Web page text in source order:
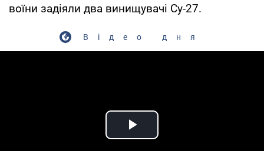
воїни задіяли два винищувачі Су-27.
Відео дня
Play Video